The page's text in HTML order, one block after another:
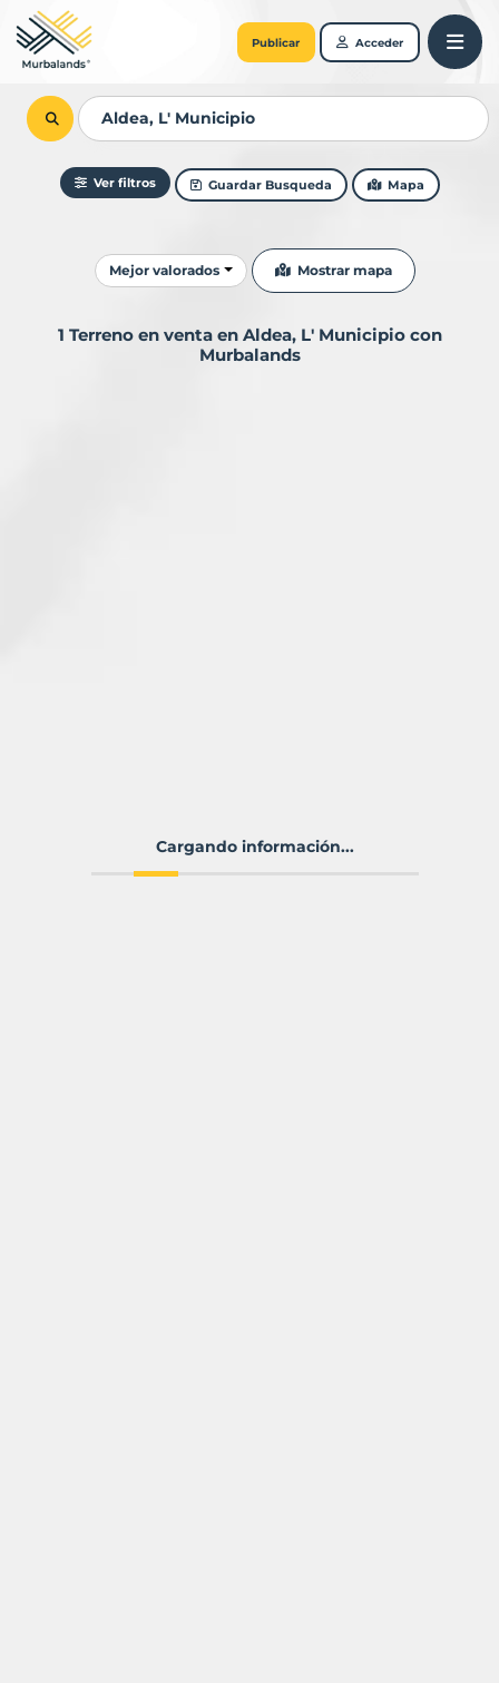
Publicar Acceder
Ver filtros Guardar Busqueda Mapa
Ordenar resultados
Mejor valorados Mostrar mapa
1 Terreno en venta en Aldea, L' Municipio con
Murbalands
Cargando información...